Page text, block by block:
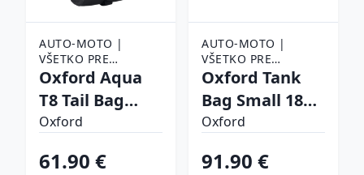
AUTO-MOTO |
VŠETKO PRE
MOTORKY |
MOTORKU |
BATOŽINA NA
MOTORKU | BRAŠNE
NA MOTORKU
Oxford Aqua
T8 Tail Bag
čierna
Oxford
61.90 €
AUTO-MOTO |
VŠETKO PRE
MOTORKY |
MOTORKU |
BATOŽINA NA
MOTORKU | BRAŠNE
NA MOTORKU
Oxford Tank
Bag Small 18L
Quick Release
Oxford
91.90 €